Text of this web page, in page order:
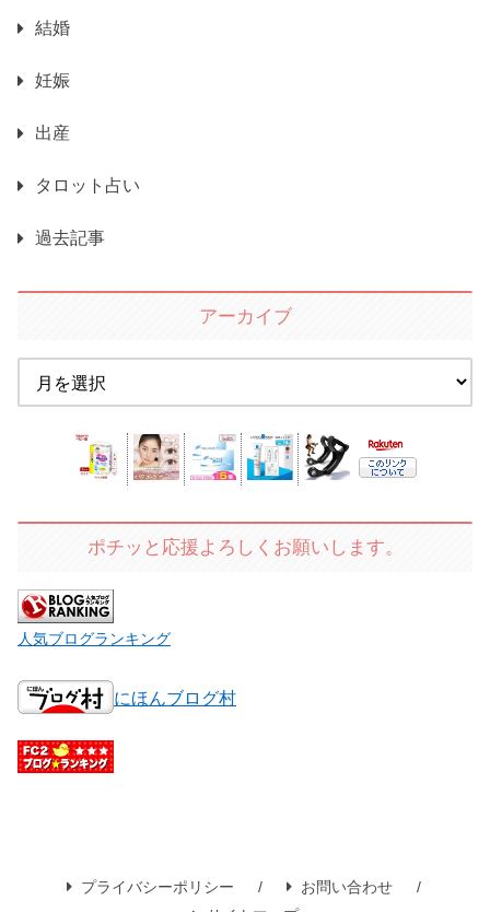
結婚
妊娠
出産
タロット占い
過去記事
アーカイブ
ポチッと応援よろしくお願いします。
人気ブログランキング
にほんブログ村
プライバシーポリシー
お問い合わせ